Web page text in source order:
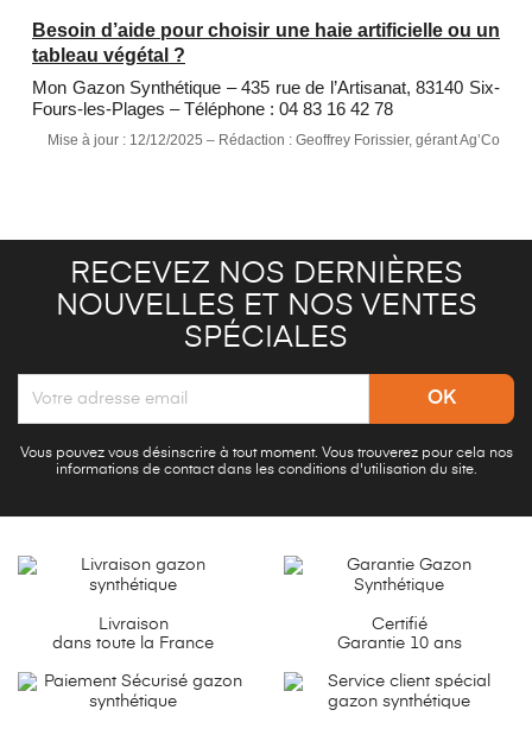
Besoin d’aide pour choisir une haie artificielle ou un
tableau végétal ?
Mon Gazon Synthétique – 435 rue de l’Artisanat, 83140 Six-
Fours-les-Plages – Téléphone : 04 83 16 42 78
Mise à jour : 12/12/2025 – Rédaction : Geoffrey Forissier, gérant Ag’Co
RECEVEZ NOS DERNIÈRES
NOUVELLES ET NOS VENTES
SPÉCIALES
Vous pouvez vous désinscrire à tout moment. Vous trouverez pour cela nos
informations de contact dans les conditions d'utilisation du site.
Livraison
dans toute la France
Certifié
Garantie 10 ans